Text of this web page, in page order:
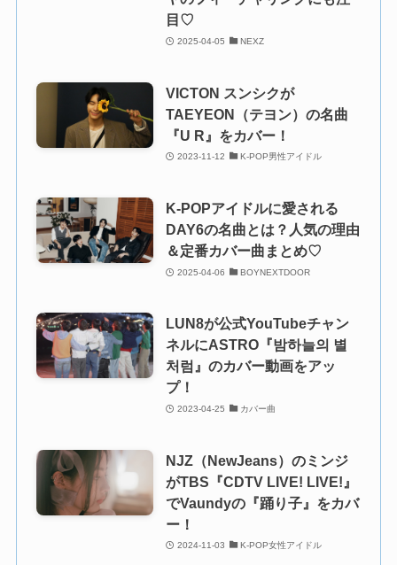
目♡
2025-04-05 NEXZ
VICTON スンシクが
TAEYEON（テヨン）の名曲
『U R』をカバー！
2023-11-12 K-POP男性アイドル
K-POPアイドルに愛される
DAY6の名曲とは？人気の理由
＆定番カバー曲まとめ♡
2025-04-06 BOYNEXTDOOR
LUN8が公式YouTubeチャン
ネルにASTRO『밤하늘의 별
처럼』のカバー動画をアッ
プ！
2023-04-25 カバー曲
NJZ（NewJeans）のミンジ
がTBS『CDTV LIVE! LIVE!』
でVaundyの『踊り子』をカバ
ー！
2024-11-03 K-POP女性アイドル